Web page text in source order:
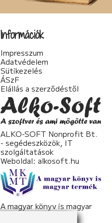
Információk
Impresszum
Adatvédelem
Sütikezelés
ÁSzF
Elállás a szerződéstől
ALKO-SOFT Nonprofit Bt.
- segédeszközök, IT
szolgáltatások
Weboldal: alkosoft.hu
A magyar könyv is magyar
termék